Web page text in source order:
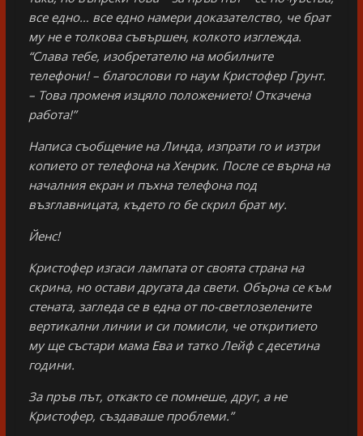
все едно… все едно намери доказателство, че брат
му не е толкова съвършен, колкото изглежда.
“Слава тебе, изобретателю на мобилните
телефони! – благослови го наум Кристофер Грунт.
– Това променя изцяло положението! Откачена
работа!”
Написа съобщение на Линда, изпрати го и изтри
копието от телефона на Хенрик. После се върна на
началния екран и пъхна телефона под
възглавницата, където го бе скрил брат му.
Йенс!
Кристофер изгаси лампата от своята страна на
скрина, но остави другата да свети. Обърна се към
стената, загледа се в една от по-светлозелените
вертикални линии и си помисли, че откритието
му ще състари мама Ева и татко Лейф с десетина
години.
За пръв път, откакто се помнеше, друг, а не
Кристофер, създаваше проблеми.”